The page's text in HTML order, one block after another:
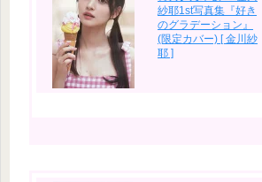
紗耶1st写真集『好き
のグラデーション』
(限定カバー) [ 金川紗
耶 ]